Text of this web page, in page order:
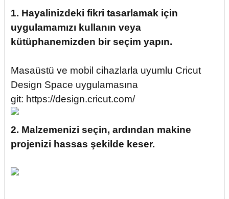
1. Hayalinizdeki fikri tasarlamak için
uygulamamızı kullanın veya
kütüphanemizden bir seçim yapın.
Masaüstü ve mobil cihazlarla uyumlu Cricut
Design Space uygulamasına
git: https://design.cricut.com/
2. Malzemenizi seçin, ardından makine
projenizi hassas şekilde keser.